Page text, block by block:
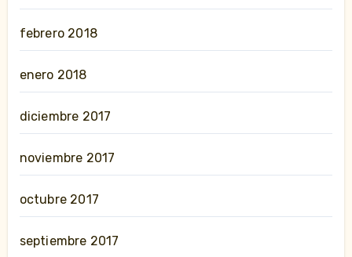
febrero 2018
enero 2018
diciembre 2017
noviembre 2017
octubre 2017
septiembre 2017